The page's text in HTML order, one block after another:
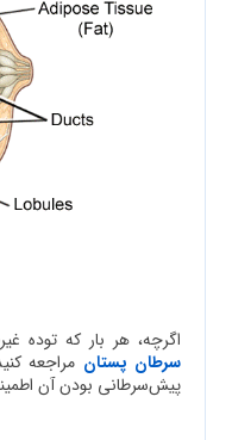
اگرچه، هر بار که توده
سرطان پستان مراجعه
پیش‌سرطانی بودن آن